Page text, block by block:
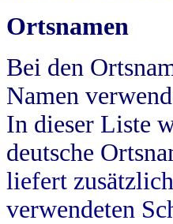
Ortsnamen
Bei den
Namen
In dieser Liste
deutsche
liefert
verwendeten